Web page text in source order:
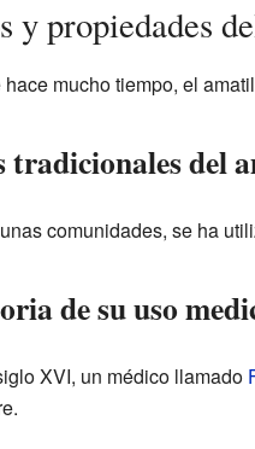
y propiedades
hace mucho tiempo, el
tradicionales del
comunidades, se ha
de su uso
XVI, un médico llamado